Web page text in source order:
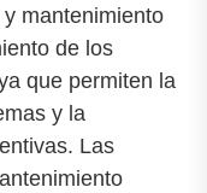
mantenimiento
de los
que permiten la
y la
Las